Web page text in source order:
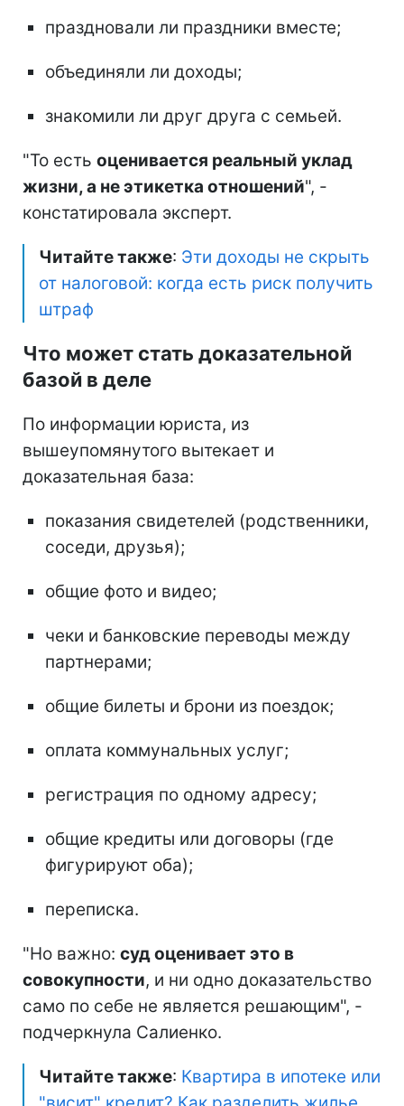
праздновали ли праздники вместе;
объединяли ли доходы;
знакомили ли друг друга с семьей.
"То есть оценивается реальный уклад
жизни, а не этикетка отношений", -
констатировала эксперт.
Читайте также: Эти доходы не скрыть
от налоговой: когда есть риск получить
штраф
Что может стать доказательной
базой в деле
По информации юриста, из
вышеупомянутого вытекает и
доказательная база:
показания свидетелей (родственники,
соседи, друзья);
общие фото и видео;
чеки и банковские переводы между
партнерами;
общие билеты и брони из поездок;
оплата коммунальных услуг;
регистрация по одному адресу;
общие кредиты или договоры (где
фигурируют оба);
переписка.
"Но важно: суд оценивает это в
совокупности, и ни одно доказательство
само по себе не является решающим", -
подчеркнула Салиенко.
Читайте также: Квартира в ипотеке или